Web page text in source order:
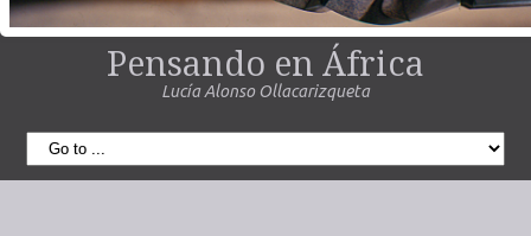
Pensando en África
Lucía Alonso Ollacarizqueta